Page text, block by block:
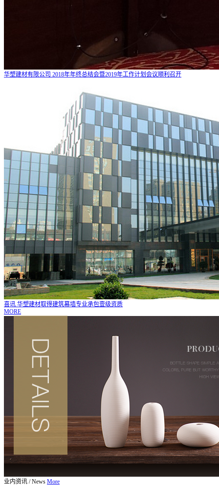
华塑建材有限公司 2018年年终总结会暨2019年工作计划会议顺利召开
喜讯 华塑建材取得建筑幕墙专业承包壹级资质
MORE
业内资讯 / News More